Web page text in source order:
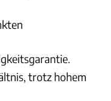
trotz hohem